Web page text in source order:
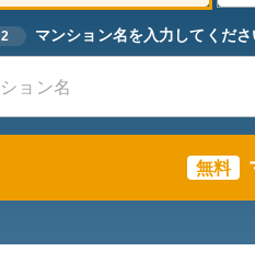
2 マンション名を入力してくださ
無料